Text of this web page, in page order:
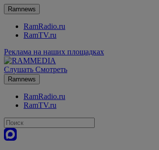
Ramnews
RamRadio.ru
RamTV.ru
Реклама на наших площадках
Слушать Смотреть
Ramnews
RamRadio.ru
RamTV.ru